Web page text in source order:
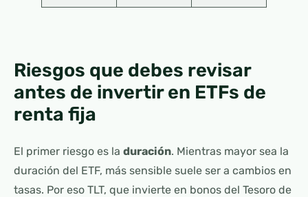
Riesgos que debes revisar
antes de invertir en ETFs de
renta fija
El primer riesgo es la duración. Mientras mayor sea la
duración del ETF, más sensible suele ser a cambios en
tasas. Por eso TLT, que invierte en bonos del Tesoro de